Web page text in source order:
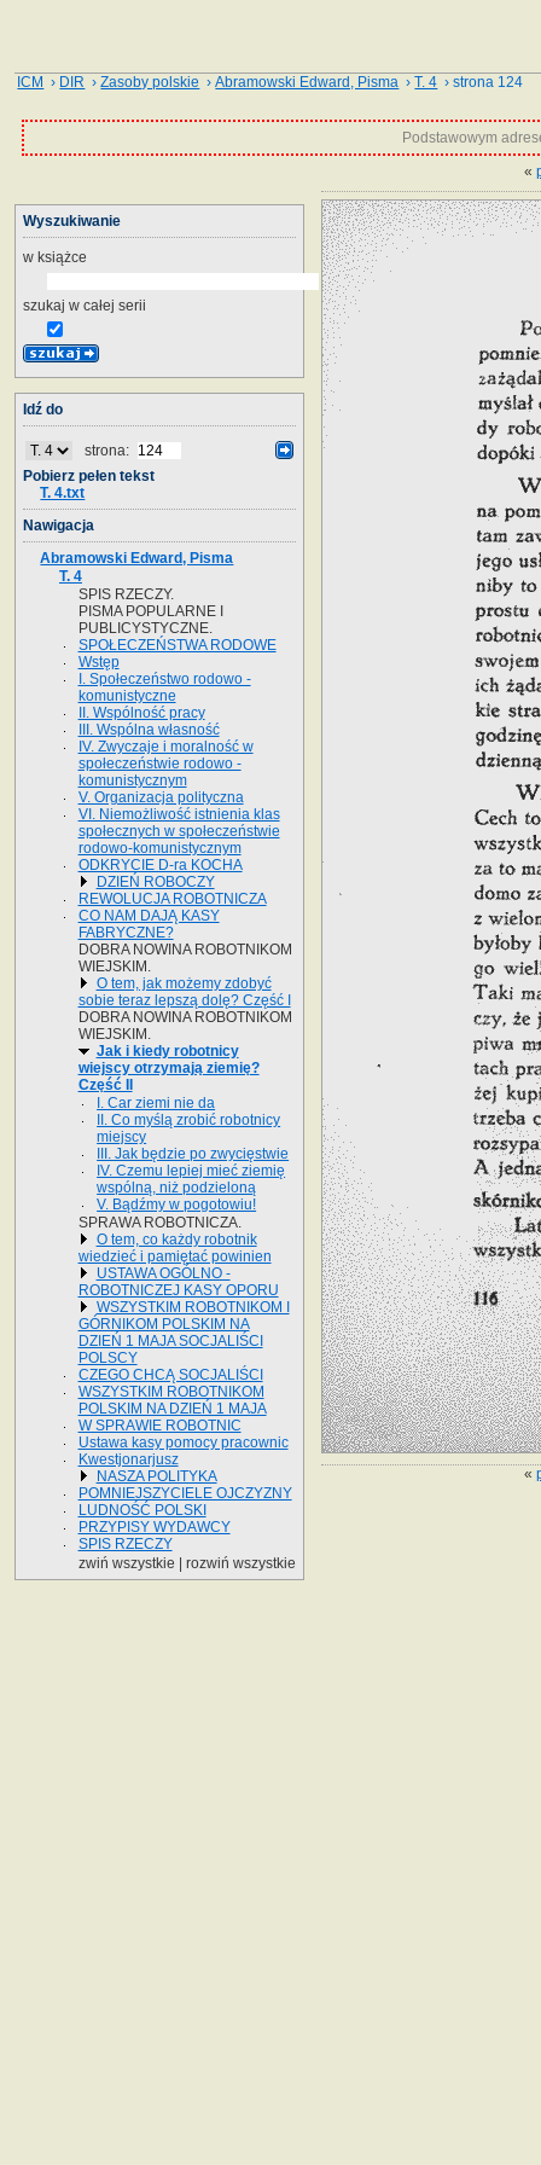
ICM › DIR ›Zasoby polskie ›Abramowski Edward, Pisma ›T. 4 › strona 124
Podstawowym
«
«
Wyszukiwanie
w książce
szukaj w całej serii
Idź do
strona:
Pobierz pełen tekst
T. 4.txt
Nawigacja
Abramowski Edward, Pisma
T. 4
SPIS RZECZY.
PISMA POPULARNE I
PUBLICYSTYCZNE.
SPOŁECZEŃSTWA RODOWE
Wstęp
I. Społeczeństwo rodowo -
komunistyczne
II. Wspólność pracy
III. Wspólna własność
IV. Zwyczaje i moralność w
społeczeństwie rodowo -
komunistycznym
V. Organizacja polityczna
VI. Niemożliwość istnienia klas
społecznych w społeczeństwie
rodowo-komunistycznym
ODKRYCIE D-ra KOCHA
DZIEŃ ROBOCZY
REWOLUCJA ROBOTNICZA
CO NAM DAJĄ KASY
FABRYCZNE?
DOBRA NOWINA ROBOTNIKOM
WIEJSKIM.
O tem, jak możemy zdobyć
sobie teraz lepszą dolę? Część I
DOBRA NOWINA ROBOTNIKOM
WIEJSKIM.
Jak i kiedy robotnicy
wiejscy otrzymają ziemię?
Część II
I. Car ziemi nie da
II. Co myślą zrobić robotnicy
miejscy
III. Jak będzie po zwycięstwie
IV. Czemu lepiej mieć ziemię
wspólną, niż podzieloną
V. Bądźmy w pogotowiu!
SPRAWA ROBOTNICZA.
O tem, co każdy robotnik
wiedzieć i pamiętać powinien
USTAWA OGÓLNO -
ROBOTNICZEJ KASY OPORU
WSZYSTKIM ROBOTNIKOM I
GÓRNIKOM POLSKIM NA
DZIEŃ 1 MAJA SOCJALIŚCI
POLSCY
CZEGO CHCĄ SOCJALIŚCI
WSZYSTKIM ROBOTNIKOM
POLSKIM NA DZIEŃ 1 MAJA
W SPRAWIE ROBOTNIC
Ustawa kasy pomocy pracownic
Kwestjonarjusz
NASZA POLITYKA
POMNIEJSZYCIELE OJCZYZNY
LUDNOŚĆ POLSKI
PRZYPISY WYDAWCY
SPIS RZECZY
zwiń wszystkie | rozwiń wszystkie